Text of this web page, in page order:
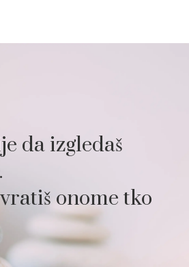
da izgledaš
vratiš onome tko